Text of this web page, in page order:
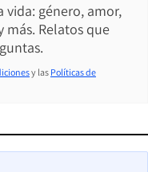
vida: género, amor,
Relatos que
y las Políticas de